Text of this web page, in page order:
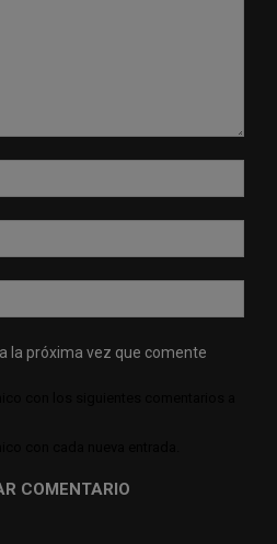
la próxima vez que comente